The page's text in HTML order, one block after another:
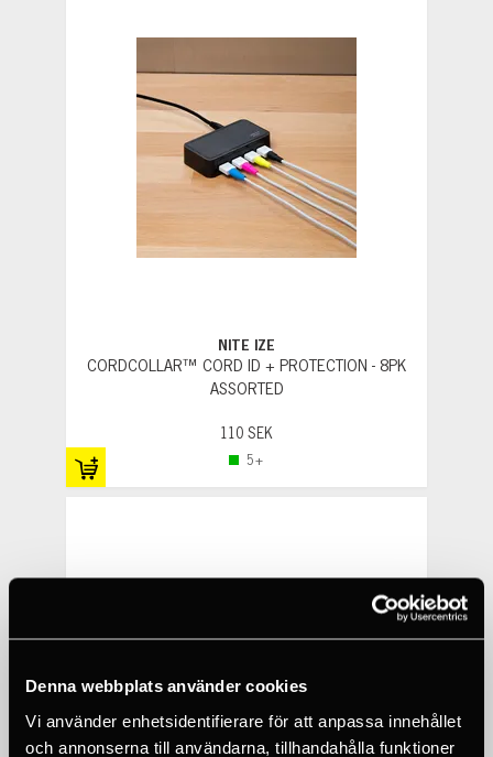
Denna webbplats använder cookies
Vi använder enhetsidentifierare för att anpassa innehållet
och annonserna till användarna, tillhandahålla funktioner
NITE IZE
CORDCOLLAR™ CORD ID + PROTECTION - 8PK
ASSORTED
110 SEK
5+